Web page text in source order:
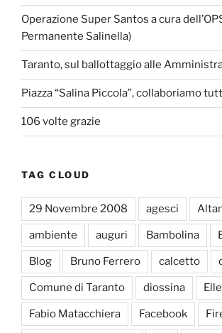
Operazione Super Santos a cura
Permanente Salinella)
Taranto, sul ballottaggio alle
Piazza “Salina Piccola”, collaboriamo
106 volte grazie
TAG CLOUD
29 Novembre 2008 agesci
ambiente auguri Bambolina
Blog Bruno Ferrero calcetto
Comune di Taranto diossina
Fabio Matacchiera Facebook